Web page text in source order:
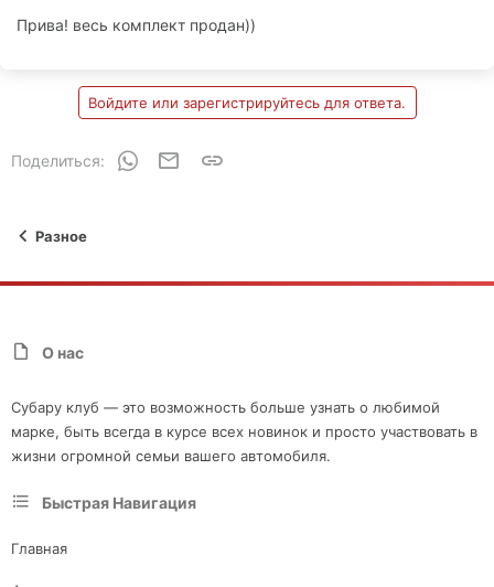
Прива! весь комплект продан))
Войдите или зарегистрируйтесь для ответа.
Поделиться: WhatsAppЭлектронная почта
Разное
О нас
Субару клуб — это возможность больше узнать о любимой
марке, быть всегда в курсе всех новинок и просто участвовать в
жизни огромной семьи вашего автомобиля.
Быстрая Навигация
Главная